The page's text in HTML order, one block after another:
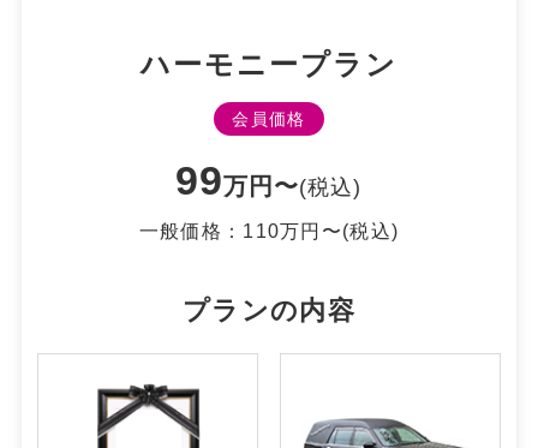
ハーモニープラン
会員価格
99万円〜(税込)
⼀般価格：110万円〜(税込)
プランの内容